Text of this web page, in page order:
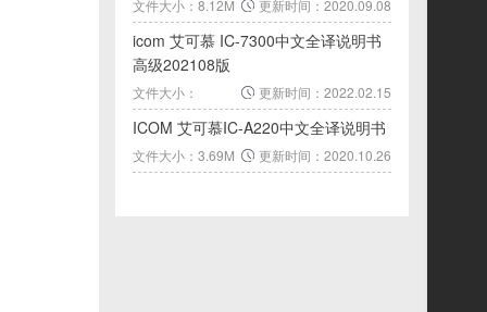
更新时间：2020.09.08
文件大小：8.12M
icom 艾可慕 IC-7300中文全译说明书
高级202108版
更新时间：2022.02.15
文件大小：
25.36M
ICOM 艾可慕IC-A220中文全译说明书
更新时间：2020.10.26
文件大小：3.69M